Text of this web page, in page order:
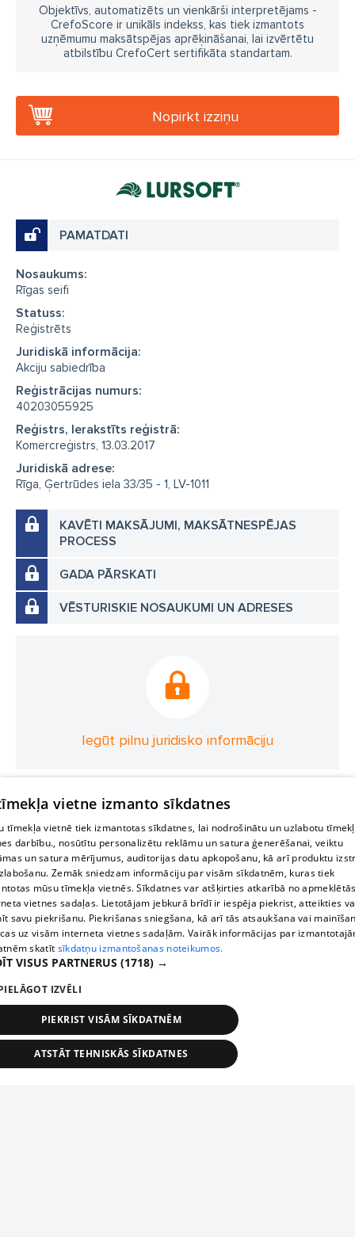
Objektīvs, automatizēts un vienkārši interpretējams -
CrefoScore ir unikāls indekss, kas tiek izmantots
uzņēmumu maksātspējas aprēķināšanai, lai izvērtētu
atbilstību CrefoCert sertifikāta standartam.
Nopirkt izziņu
PAMATDATI
Nosaukums:
Rīgas seifi
Statuss:
Reģistrēts
Juridiskā informācija:
Akciju sabiedrība
Reģistrācijas numurs:
40203055925
Reģistrs, Ierakstīts reģistrā:
Komercreģistrs, 13.03.2017
Juridiskā adrese:
Rīga, Ģertrūdes iela 33/35 - 1, LV-1011
KAVĒTI MAKSĀJUMI, MAKSĀTNESPĒJAS
PROCESS
GADA PĀRSKATI
VĒSTURISKIE NOSAUKUMI UN ADRESES
Iegūt pilnu juridisko informāciju
vietne izmanto sīkdatnes
tīmekļa vietnē tiek izmantotas sīkdatnes, lai nodrošinātu un uzlabotu
darbību., nosūtītu personalizētu reklāmu un satura ģenerēšanai, veiktu
un satura mērījumus, auditorijas datu apkopošanu, kā arī produktu
Zemāk sniedzam informāciju par visām sīkdatnēm, kuras tiek
mūsu tīmekļa vietnēs. Sīkdatnes var atšķirties atkarībā no
vietnes sadaļas. Lietotājam jebkurā brīdī ir iespēja piekrist, atteikties
savu piekrišanu. Piekrišanas sniegšana, kā arī tās atsaukšana vai
uz visām interneta vietnes sadaļām. Vairāk informācijas par
skatīt sīkdatņu izmantošanas noteikumos.
VISUS PARTNERUS (1718) →
IZVĒLI
PIEKRIST VISĀM SĪKDATNĒM
ATSTĀT TEHNISKĀS SĪKDATNES